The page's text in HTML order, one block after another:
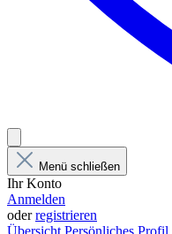
Menü schließen
Ihr Konto
Anmelden
oderregistrieren
Übersicht Persönliches Profil